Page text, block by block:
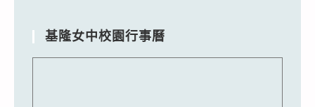
基隆女中校園行事曆